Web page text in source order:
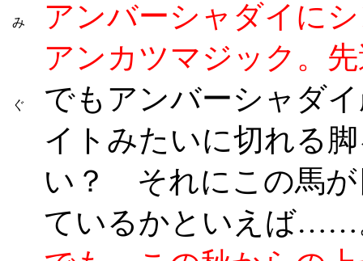
み
アンバーシャダイに
アンカツマジック。
ぐ
でもアンバーシャダ
イトみたいに切れる
い？ それにこの馬が
ているかといえば……